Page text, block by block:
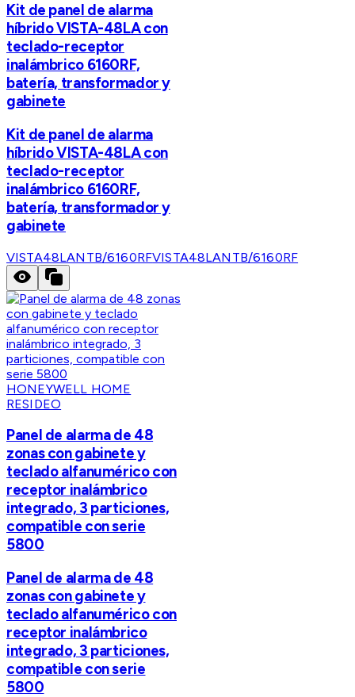
Kit de panel de alarma
híbrido VISTA-48LA con
teclado-receptor
inalámbrico 6160RF,
batería, transformador y
gabinete
Kit de panel de alarma
híbrido VISTA-48LA con
teclado-receptor
inalámbrico 6160RF,
batería, transformador y
gabinete
VISTA48LANTB/6160RFVISTA48LANTB/6160RF
HONEYWELL HOME
RESIDEO
Panel de alarma de 48
zonas con gabinete y
teclado alfanumérico con
receptor inalámbrico
integrado, 3 particiones,
compatible con serie
5800
Panel de alarma de 48
zonas con gabinete y
teclado alfanumérico con
receptor inalámbrico
integrado, 3 particiones,
compatible con serie
5800